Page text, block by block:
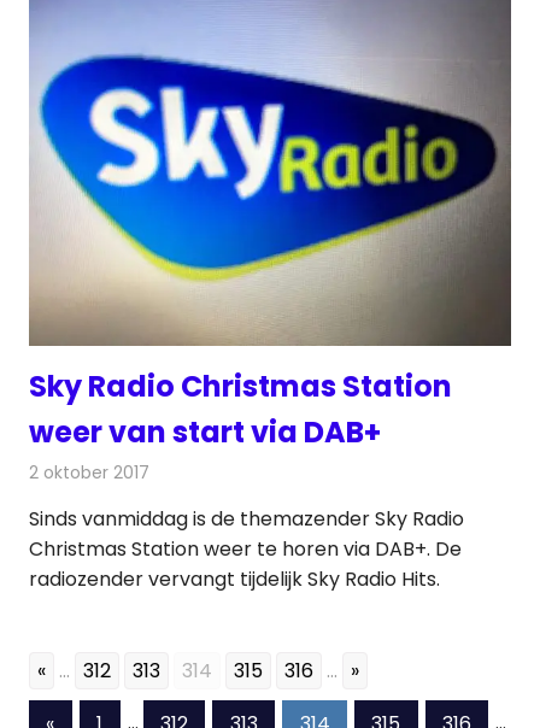
Sky Radio Christmas Station
weer van start via DAB+
2 oktober 2017
Sinds vanmiddag is de themazender Sky Radio
Christmas Station weer te horen via DAB+. De
radiozender vervangt tijdelijk Sky Radio Hits.
« ... 312 313 314 315 316 ... »
Vorige